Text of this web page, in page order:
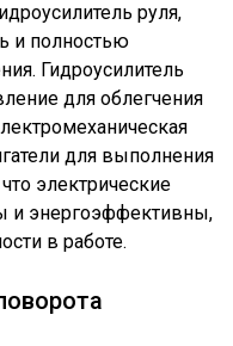
руля,
и полностью
Гидроусилитель
для облегчения
для выполнения
электрические
и энергоэффективны,
в работе.